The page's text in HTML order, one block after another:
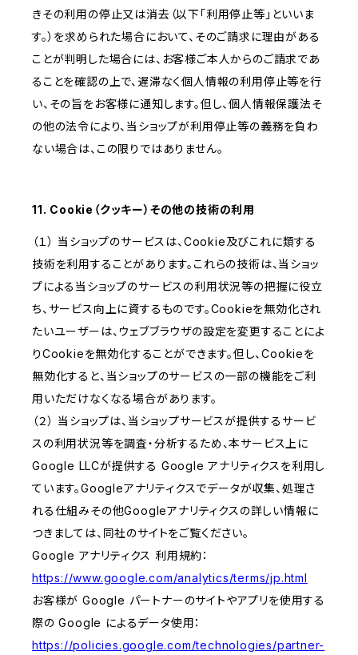
きその利用の停止又は消去（以下「利用停止等」といいま
す。）を求められた場合において、そのご請求に理由がある
ことが判明した場合には、お客様ご本人からのご請求であ
ることを確認の上で、遅滞なく個人情報の利用停止等を行
い、その旨をお客様に通知します。但し、個人情報保護法そ
の他の法令により、当ショップが利用停止等の義務を負わ
ない場合は、この限りではありません。
11. Cookie（クッキー）その他の技術の利用
（１） 当ショップのサービスは、Cookie及びこれに類する
技術を利用することがあります。これらの技術は、当ショッ
プによる当ショップのサービスの利用状況等の把握に役立
ち、サービス向上に資するものです。Cookieを無効化され
たいユーザーは、ウェブブラウザの設定を変更することによ
りCookieを無効化することができます。但し、Cookieを
無効化すると、当ショップのサービスの一部の機能をご利
用いただけなくなる場合があります。
（２） 当ショップは、当ショップサービスが提供するサービ
スの利用状況等を調査・分析するため、本サービス上に
Google LLCが提供する Google アナリティクスを利用し
ています。Googleアナリティクスでデータが収集、処理さ
れる仕組みその他Googleアナリティクスの詳しい情報に
つきましては、同社のサイトをご覧ください。
Google アナリティクス 利用規約：
https://www.google.com/analytics/terms/jp.html
お客様が Google パートナーのサイトやアプリを使用する
際の Google によるデータ使用：
https://policies.google.com/technologies/partner-